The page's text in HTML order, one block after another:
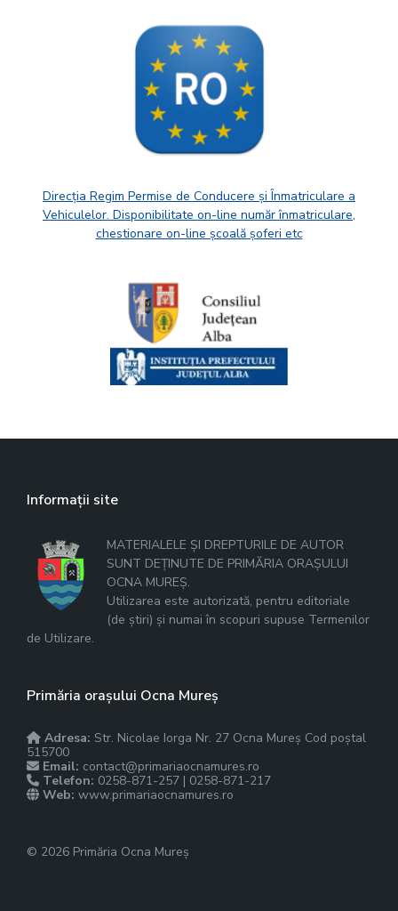
Direcția Regim Permise de Conducere și Înmatriculare a
Vehiculelor. Disponibilitate on-line număr înmatriculare,
chestionare on-line școală șoferi etc
Informații site
MATERIALELE ȘI DREPTURILE DE AUTOR
SUNT DEȚINUTE DE PRIMĂRIA ORAȘULUI
OCNA MUREȘ.
Utilizarea este autorizată, pentru editoriale
(de știri) și numai în scopuri supuse Termenilor
de Utilizare.
Primăria orașului Ocna Mureș
Adresa: Str. Nicolae Iorga Nr. 27 Ocna Mureș Cod poștal
515700
Email: contact@primariaocnamures.ro
Telefon: 0258-871-257 | 0258-871-217
Web: www.primariaocnamures.ro
© 2026 Primăria Ocna Mureș